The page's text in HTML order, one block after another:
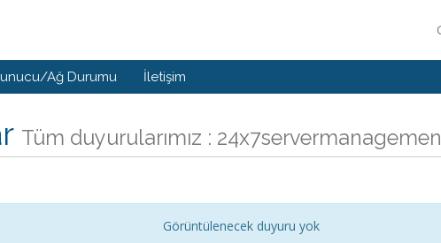
Ağ Durumu İletişim
Tüm duyurularımız :
Görüntülenecek duyuru yok